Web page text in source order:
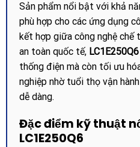
Sản phẩm nổi bật với khả
phù hợp cho các ứng dụng
kết hợp giữa công nghệ
an toàn quốc tế, LC1E250Q6
thống điện mà còn tối ưu
nghiệp nhờ tuổi thọ vận
dễ dàng.
Đặc điểm kỹ thuật
LC1E250Q6